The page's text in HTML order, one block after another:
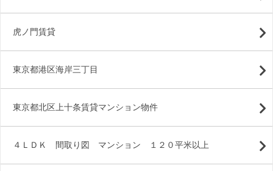
虎ノ門賃貸
東京都港区海岸三丁目
東京都北区上十条賃貸マンション物件
４ＬＤＫ 間取り図 マンション １２０平米以上